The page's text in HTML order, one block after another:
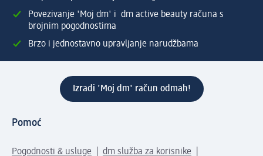
Povezivanje 'Moj dm' i dm active beauty računa s
brojnim pogodnostima
Brzo i jednostavno upravljanje narudžbama
Izradi 'Moj dm' račun odmah!
Pomoć
Pogodnosti & usluge
dm služba za korisnike